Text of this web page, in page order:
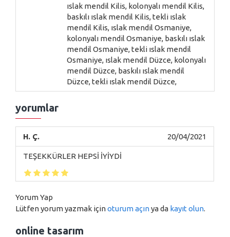
ıslak mendil Kilis, kolonyalı mendil Kilis,
baskılı ıslak mendil Kilis, tekli ıslak
mendil Kilis, ıslak mendil Osmaniye,
kolonyalı mendil Osmaniye, baskılı ıslak
mendil Osmaniye, tekli ıslak mendil
Osmaniye, ıslak mendil Düzce, kolonyalı
mendil Düzce, baskılı ıslak mendil
Düzce, tekli ıslak mendil Düzce,
yorumlar
H. Ç. 20/04/2021
TEŞEKKÜRLER HEPSİ İYİYDİ
Yorum Yap
Lütfen yorum yazmak içinoturum açınya da kayıt olun.
online tasarım